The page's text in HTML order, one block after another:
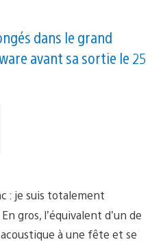
Dark
Souls:
Remastered
dans le grand
avant sa sortie le 25
: je suis totalement
. En gros, l’équivalent d’un de
à une fête et se